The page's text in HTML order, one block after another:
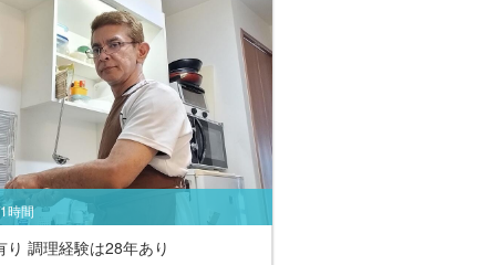
時間
り 調理経験は28年あり